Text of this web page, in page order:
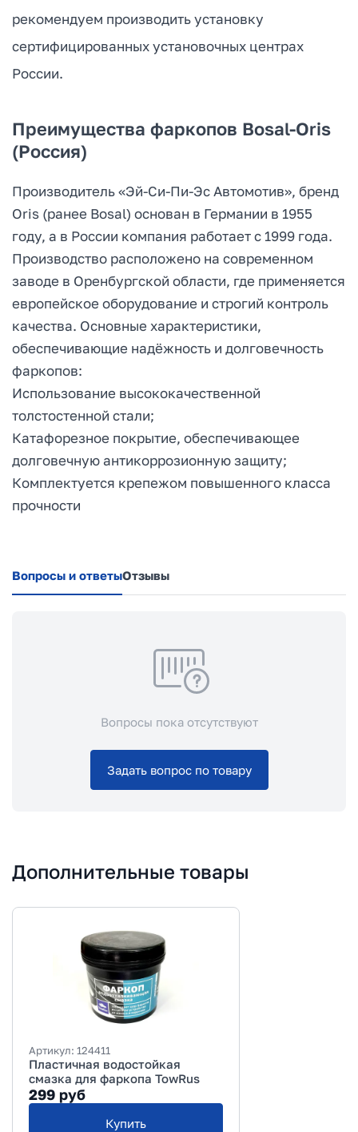
рекомендуем производить установку
сертифицированных установочных центрах
России.
Преимущества фаркопов Bosal-Oris
(Россия)
Производитель «Эй-Си-Пи-Эс Автомотив», бренд
Oris (ранее Bosal) основан в Германии в 1955
году, а в России компания работает с 1999 года.
Производство расположено на современном
заводе в Оренбургской области, где применяется
европейское оборудование и строгий контроль
качества. Основные характеристики,
обеспечивающие надёжность и долговечность
фаркопов:
Использование высококачественной
толстостенной стали;
Катафорезное покрытие, обеспечивающее
долговечную антикоррозионную защиту;
Комплектуется крепежом повышенного класса
прочности
Вопросы и ответыОтзывы
Вопросы пока отсутствуют
Задать вопрос по товару
Дополнительные товары
Артикул: 124411
Пластичная водостойкая
смазка для фаркопа TowRus
299 руб
Купить